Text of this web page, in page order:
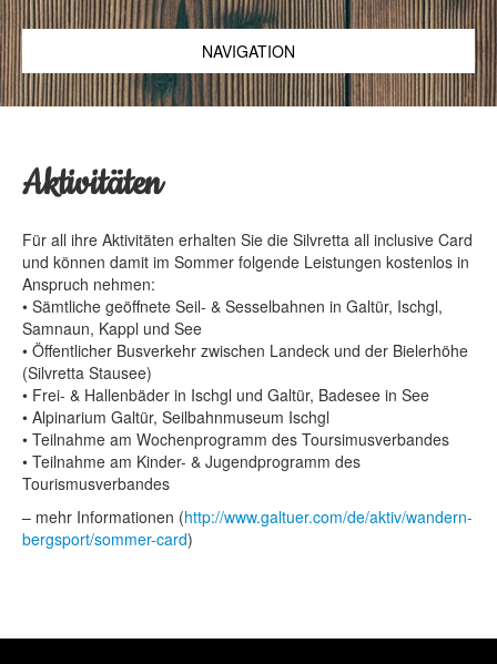
NAVIGATION
WOHNUNG GORFENSPITZE
WOHNUNG DREILÄNDER
WOHNUNG ZEINIS
Aktivitäten
Für all ihre Aktivitäten erhalten Sie die Silvretta all inclusive Card
und können damit im Sommer folgende Leistungen kostenlos in
Anspruch nehmen:
• Sämtliche geöffnete Seil- & Sesselbahnen in Galtür, Ischgl,
Samnaun, Kappl und See
• Öffentlicher Busverkehr zwischen Landeck und der Bielerhöhe
(Silvretta Stausee)
• Frei- & Hallenbäder in Ischgl und Galtür, Badesee in See
• Alpinarium Galtür, Seilbahnmuseum Ischgl
• Teilnahme am Wochenprogramm des Toursimusverbandes
• Teilnahme am Kinder- & Jugendprogramm des
Tourismusverbandes
– mehr Informationen (http://www.galtuer.com/de/aktiv/wandern-
bergsport/sommer-card)